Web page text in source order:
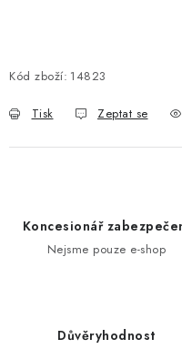
POŠTOVNÍ SCHRÁNKY
ZNAČKY
Zabezpečení domů
Zabezpečení firem
Bezpečnostní třídy
Kód zboží: 14823
Tisk Zeptat se
Koncesionář
Nejsme pouze e-shop
Důvěryhodnost